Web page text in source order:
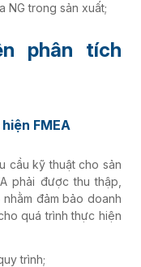
NG trong sản xuất;
phân tích
FMEA
cầu kỹ thuật cho sản
phải được thu thập,
đảm bảo doanh
quá trình thực hiện
trình;